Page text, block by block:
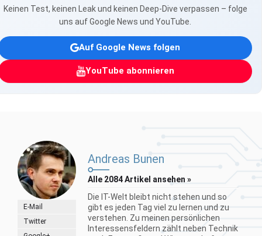
Keinen Test, keinen Leak und keinen Deep-Dive verpassen – folge
uns auf Google News und YouTube.
Auf Google News folgen
YouTube abonnieren
E-Mail
Twitter
Andreas Bunen
Alle 2084 Artikel ansehen »
Die IT-Welt bleibt nicht stehen und so
gibt es jeden Tag viel zu lernen und zu
verstehen. Zu meinen persönlichen
Interessensfeldern zählt neben Technik